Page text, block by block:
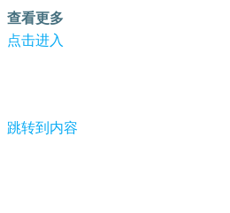
查看更多
点击进入
跳转到内容